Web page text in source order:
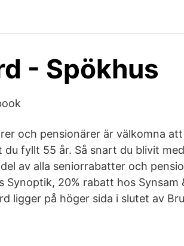
- Spökhus
och pensionärer är välkomna
fyllt 55 år. Så snart du blivit
av alla seniorrabatter och
20% rabatt hos Synsam
ligger på höger sida i slutet av